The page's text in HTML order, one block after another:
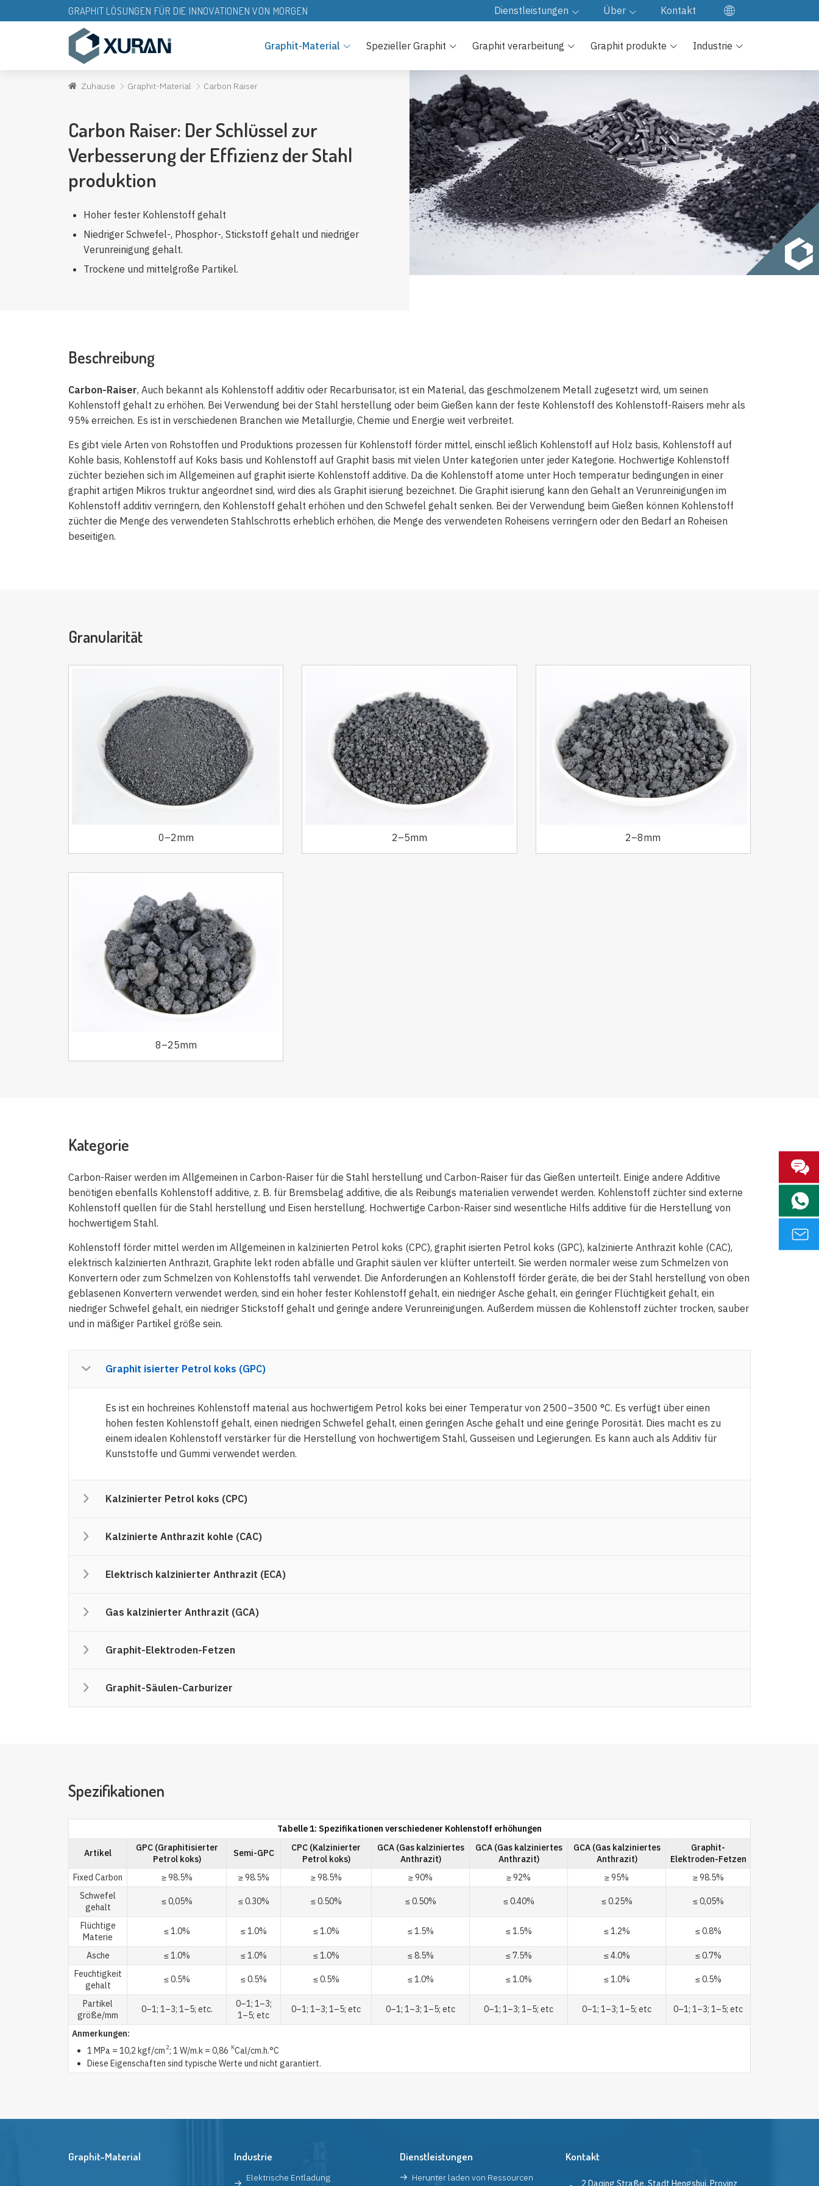
GRAPHIT LÖSUNGEN FÜR DIE INNOVATIONEN VON MORGEN Dienstleistungen
Ressourcen
FAQs
Über
Unsere Kultur
Kontakt
ES
FR
Graphit-Material Spezieller Graphit Graphit verarbeitung Graphit produkte Industrie
Zuhause Graphit-Material Carbon Raiser
Carbon Raiser: Der Schlüssel zur
Verbesserung der Effizienz der Stahl
produktion
Hoher fester Kohlenstoff gehalt
Niedriger Schwefel-, Phosphor-, Stickstoff gehalt und niedriger
Verunreinigung gehalt.
Trockene und mittelgroße Partikel.
Beschreibung
Carbon-Raiser, Auch bekannt als Kohlenstoff additiv oder Recarburisator, ist ein Material, das geschmolzenem Metall zugesetzt wird, um seinen
Kohlenstoff gehalt zu erhöhen. Bei Verwendung bei der Stahl herstellung oder beim Gießen kann der feste Kohlenstoff des Kohlenstoff-Raisers mehr als
95% erreichen. Es ist in verschiedenen Branchen wie Metallurgie, Chemie und Energie weit verbreitet.
Es gibt viele Arten von Rohstoffen und Produktions prozessen für Kohlenstoff förder mittel, einschl ießlich Kohlenstoff auf Holz basis, Kohlenstoff auf
Kohle basis, Kohlenstoff auf Koks basis und Kohlenstoff auf Graphit basis mit vielen Unter kategorien unter jeder Kategorie. Hochwertige Kohlenstoff
züchter beziehen sich im Allgemeinen auf graphit isierte Kohlenstoff additive. Da die Kohlenstoff atome unter Hoch temperatur bedingungen in einer
graphit artigen Mikros truktur angeordnet sind, wird dies als Graphit isierung bezeichnet. Die Graphit isierung kann den Gehalt an Verunreinigungen im
Kohlenstoff additiv verringern, den Kohlenstoff gehalt erhöhen und den Schwefel gehalt senken. Bei der Verwendung beim Gießen können Kohlenstoff
züchter die Menge des verwendeten Stahlschrotts erheblich erhöhen, die Menge des verwendeten Roheisens verringern oder den Bedarf an Roheisen
beseitigen.
Granularität
0–2mm 2–5mm 2–8mm
8–25mm
Kategorie
Carbon-Raiser werden im Allgemeinen in Carbon-Raiser für die Stahl herstellung und Carbon-Raiser für das Gießen unterteilt. Einige andere Additive
benötigen ebenfalls Kohlenstoff additive, z. B. für Bremsbelag additive, die als Reibungs materialien verwendet werden. Kohlenstoff züchter sind externe
Kohlenstoff quellen für die Stahl herstellung und Eisen herstellung. Hochwertige Carbon-Raiser sind wesentliche Hilfs additive für die Herstellung von
hochwertigem Stahl.
Kohlenstoff förder mittel werden im Allgemeinen in kalzinierten Petrol koks (CPC), graphit isierten Petrol koks (GPC), kalzinierte Anthrazit kohle (CAC),
elektrisch kalzinierten Anthrazit, Graphite lekt roden abfälle und Graphit säulen ver klüfter unterteilt. Sie werden normaler weise zum Schmelzen von
Konvertern oder zum Schmelzen von Kohlenstoffs tahl verwendet. Die Anforderungen an Kohlenstoff förder geräte, die bei der Stahl herstellung von oben
geblasenen Konvertern verwendet werden, sind ein hoher fester Kohlenstoff gehalt, ein niedriger Asche gehalt, ein geringer Flüchtigkeit gehalt, ein
niedriger Schwefel gehalt, ein niedriger Stickstoff gehalt und geringe andere Verunreinigungen. Außerdem müssen die Kohlenstoff züchter trocken, sauber
und in mäßiger Partikel größe sein.
Graphit isierter Petrol koks (GPC)
Es ist ein hochreines Kohlenstoff material aus hochwertigem Petrol koks bei einer Temperatur von 2500–3500 °C. Es verfügt über einen
hohen festen Kohlenstoff gehalt, einen niedrigen Schwefel gehalt, einen geringen Asche gehalt und eine geringe Porosität. Dies macht es zu
einem idealen Kohlenstoff verstärker für die Herstellung von hochwertigem Stahl, Gusseisen und Legierungen. Es kann auch als Additiv für
Kunststoffe und Gummi verwendet werden.
Kalzinierter Petrol koks (CPC)
Kalzinierte Anthrazit kohle (CAC)
Elektrisch kalzinierter Anthrazit (ECA)
Gas kalzinierter Anthrazit (GCA)
Graphit-Elektroden-Fetzen
Graphit-Säulen-Carburizer
Spezifikationen
Tabelle 1: Spezifikationen verschiedener Kohlenstoff erhöhungen
Artikel
GPC (Graphitisierter
Petrol koks)
Semi-GPC
CPC (Kalzinierter
Petrol koks)
GCA (Gas kalziniertes
Anthrazit)
GCA (Gas kalziniertes
Anthrazit)
GCA (Gas kalziniertes
Anthrazit)
Graphit-
Elektroden-Fetzen
Fixed Carbon
≥ 98.5% ≥ 98.5% ≥ 98.5% ≥ 90% ≥ 92% ≥ 95%
≥ 98.5%
Schwefel
gehalt
≤ 0,05% ≤ 0.30% ≤ 0.50% ≤ 0.50% ≤ 0.40% ≤ 0.25% ≤ 0,05%
Flüchtige
Materie
≤ 1.0% ≤ 1.0% ≤ 1.0% ≤ 1.5% ≤ 1.5% ≤ 1.2% ≤ 0.8%
Asche ≤ 1.0% ≤ 1.0% ≤ 1.0% ≤ 8.5% ≤ 7.5% ≤ 4.0%
≤ 0.7%
Feuchtigkeit
gehalt
≤ 0.5% ≤ 0.5% ≤ 0.5% ≤ 1.0% ≤ 1.0% ≤ 1.0% ≤ 0.5%
Partikel
größe/mm
0–1; 1–3; 1–5; etc.
0–1; 1–3;
1–5; etc
0–1; 1–3; 1–5; etc 0–1; 1–3; 1–5; etc 0–1; 1–3; 1–5; etc 0–1; 1–3; 1–5; etc 0–1; 1–3; 1–5; etc
Anmerkungen:
1 MPa = 10,2 kgf/cm 2; 1 W/m.k = 0,86 KCal/cm.h.°C
Diese Eigenschaften sind typische Werte und nicht garantiert.
Graphit-Material Industrie
Elektrische Entladung
Dienstleistungen
Herunter laden von Ressourcen
Kontakt
2 Daqing Straße, Stadt Hengshui, Provinz